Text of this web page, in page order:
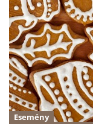
Esemény